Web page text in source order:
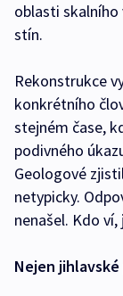
oblasti
stín.
Rekonstrukce
konkrétního
stejném čase,
podivného
Geologové
netypicky.
nenašel. Kdo
Nejen